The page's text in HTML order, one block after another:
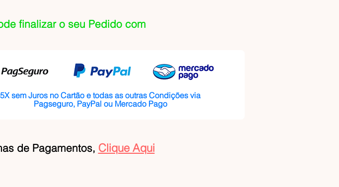
finalizar o seu Pedido com
5X sem Juros no Cartão e todas as outras Condições via
Pagseguro, PayPal ou Mercado Pago
de Pagamentos, Clique Aqui